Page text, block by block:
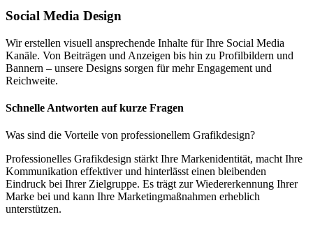
Social Media Design
Wir erstellen visuell ansprechende Inhalte für Ihre Social Media
Kanäle. Von Beiträgen und Anzeigen bis hin zu Profilbildern und
Bannern – unsere Designs sorgen für mehr Engagement und
Reichweite.
Schnelle Antworten auf kurze Fragen
Was sind die Vorteile von professionellem Grafikdesign?
Professionelles Grafikdesign stärkt Ihre Markenidentität, macht Ihre
Kommunikation effektiver und hinterlässt einen bleibenden
Eindruck bei Ihrer Zielgruppe. Es trägt zur Wiedererkennung Ihrer
Marke bei und kann Ihre Marketingmaßnahmen erheblich
unterstützen.